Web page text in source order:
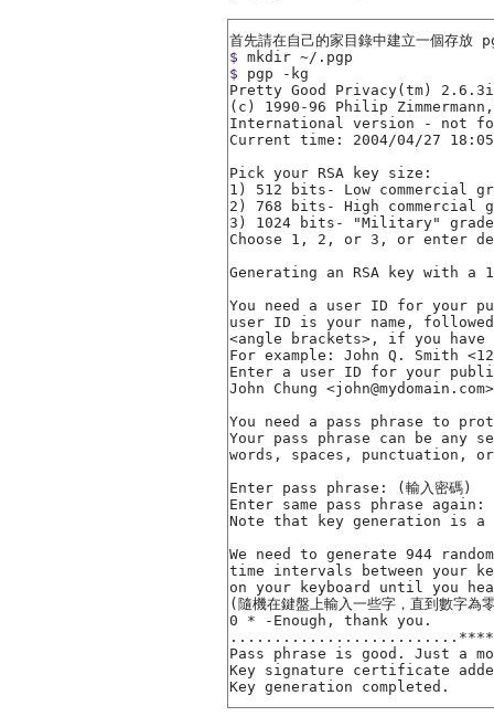
$ mkdir ~/.pgp
$
pgp -kg
Pretty Good Privacy(tm)
(c) 1990-96 Philip
International version - not for
Current time: 2004/04/27 18:05
Pick your RSA key size:
1) 512 bits- Low commercial
2) 768 bits- High commercial
3) 1024 bits- "Military"
Choose 1, 2, or 3, or enter
Generating an RSA key with a
You need a user ID for your
user ID is your name,
<angle brackets>, if you have
For example: John Q. Smith
John Chung <john@mydomain.com>
You need a pass phrase to
Your pass phrase can be any
words, spaces, punctuation,
Enter pass phrase: (輸入密碼)
Enter same pass phrase again: (
Note that key generation is a
We need to generate 944
time intervals between your
on your keyboard until you
(隨機在鍵盤上輸入一些字，直到數字為
0 * -Enough, thank you.
..........................****
Pass phrase is good. Just a
Key signature certificate